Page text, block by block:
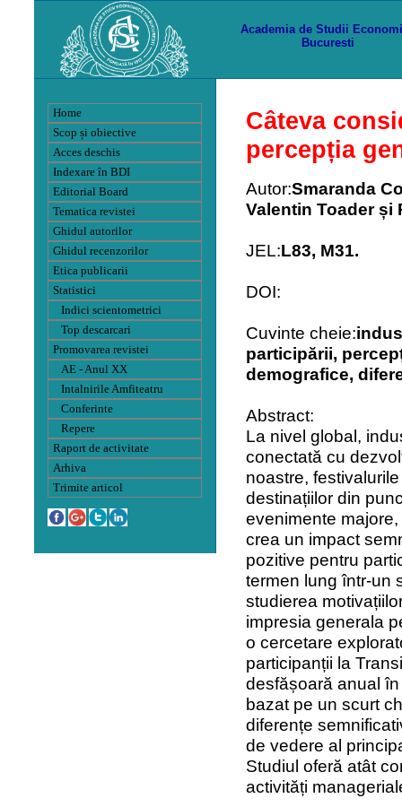
Academia de Studii
Bucuresti
Home
Scop și obiective
Acces deschis
Indexare în BDI
Editorial Board
Tematica revistei
Ghidul autorilor
Ghidul recenzorilor
Etica publicarii
Statistici
Indici scientometrici
Top descarcari
Promovarea revistei
AE - Anul XX
Intalnirile Amfiteatru
Conferinte
Repere
Raport de activitate
Arhiva
Trimite articol
Câteva
percepția
Autor:Smaranda
Valentin Toader și
JEL:L83, M31.
DOI:
Cuvinte cheie:
participării,
demografice,
Abstract:
La nivel global,
conectată cu
noastre,
destinațiilor din
evenimente
crea un impact
pozitive pentru
termen lung într-un
studierea
impresia generala
o cercetare
participanții la
desfășoară anual
bazat pe un scurt
diferențe
de vedere al
Studiul oferă atât
activități